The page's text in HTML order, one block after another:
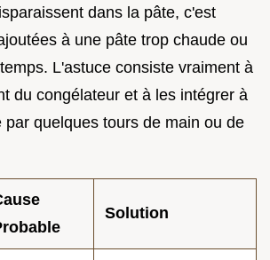
dans la pâte, c'est
à une pâte trop chaude ou
L'astuce consiste vraiment à
du congélateur et à les intégrer à
par quelques tours de main ou de
Solution